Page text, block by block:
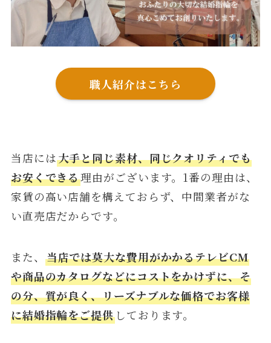
職人紹介はこちら
当店には大手と同じ素材、同じクオリティでも
お安くできる理由がございます。1番の理由は、
家賃の高い店舗を構えておらず、中間業者がな
い直売店だからです。
また、 当店では莫大な費用がかかるテレビCM
や商品のカタログなどにコストをかけずに、そ
の分、質が良く、リーズナブルな価格でお客様
に結婚指輪をご提供しております。